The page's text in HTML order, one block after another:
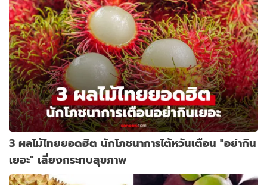
3 ผลไม้ไทยยอดฮิต นักโภชนาการไต้หวันเตือน "อย่ากิน
เยอะ" เสี่ยงกระทบสุขภาพ